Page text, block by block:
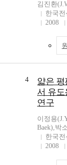
김진환
한국
2008
4
얇은
서 유
연구
이정용
Baek),박
한국
2008